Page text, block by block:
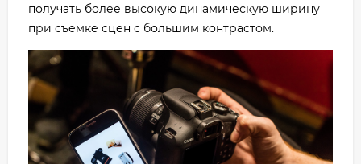
получать более высокую динамическую ширину
при съемке сцен с большим контрастом.